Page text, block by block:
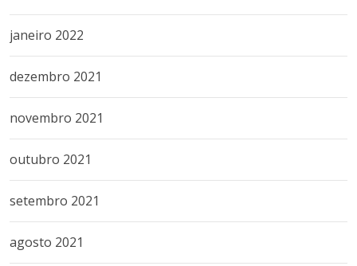
janeiro 2022
dezembro 2021
novembro 2021
outubro 2021
setembro 2021
agosto 2021